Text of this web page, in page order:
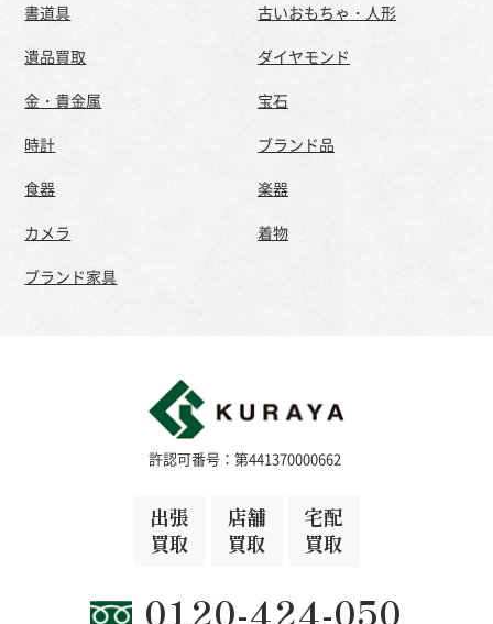
書道具
古いおもちゃ・人形
遺品買取
ダイヤモンド
金・貴金属
宝石
時計
ブランド品
食器
楽器
カメラ
着物
ブランド家具
許認可番号：第441370000662
出張
買取
店舗
買取
宅配
買取
0120-424-050